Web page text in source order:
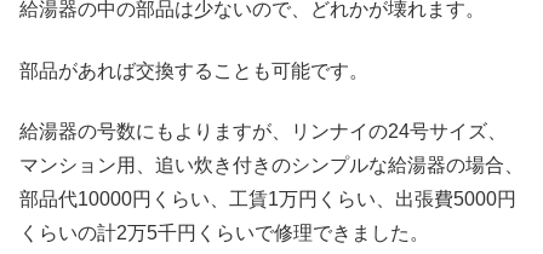
給湯器の中の部品は少ないので、どれかが壊れます。
部品があれば交換することも可能です。
給湯器の号数にもよりますが、リンナイの24号サイズ、
マンション用、追い炊き付きのシンプルな給湯器の場合、
部品代10000円くらい、工賃1万円くらい、出張費5000円
くらいの計2万5千円くらいで修理できました。